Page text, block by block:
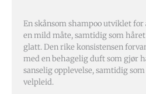
En skånsom shampoo utviklet
en mild måte, samtidig som
glatt. Den rike konsistensen
med en behagelig duft som gjør
sanselig opplevelse, samtidig
velpleid.